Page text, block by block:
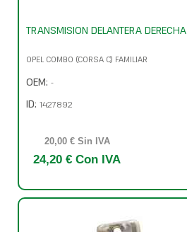
TRANSMISION DELANTERA DERECHA
OPEL COMBO (CORSA C) FAMILIAR
OEM: -
ID: 1427892
20,00 € Sin IVA
24,20 € Con IVA